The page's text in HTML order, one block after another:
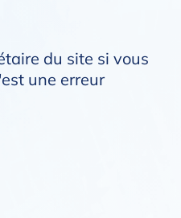
du site si vous
une erreur